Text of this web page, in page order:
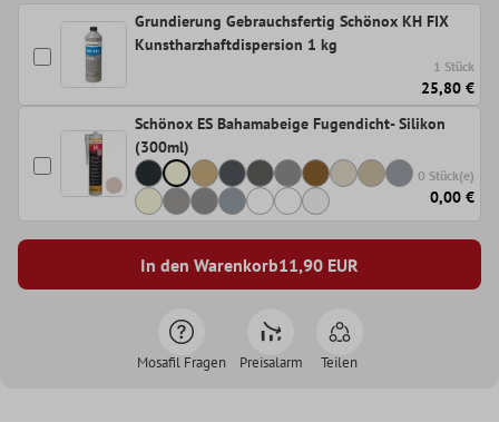
Grundierung Gebrauchsfertig Schönox KH FIX
Kunstharzhaftdispersion 1 kg
1 Stück
25,80 €
Schönox ES Bahamabeige Fugendicht- Silikon
(300ml)
0 Stück(e)
0,00 €
In den Warenkorb11,90 EUR
Mosafil Fragen Preisalarm Teilen